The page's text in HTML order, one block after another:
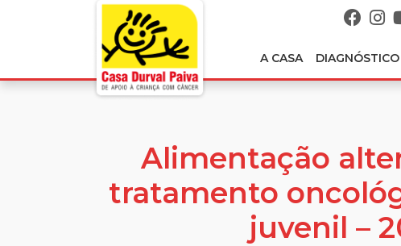
A CASA
Alimentação
tratamento
juvenil –